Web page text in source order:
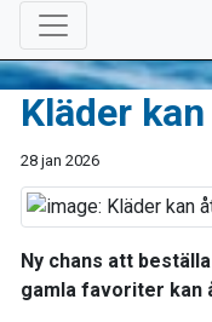
Kläder
28 jan 2026
Ny chans att
gamla favoriter kan